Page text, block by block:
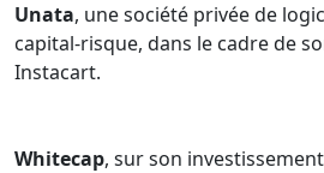
Unata, une société privée de
capital-risque, dans le cadre de
Instacart.
Whitecap, sur son